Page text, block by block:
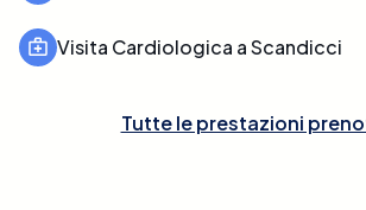
Visita Cardiologica a Scandicci
Tutte le prestazioni